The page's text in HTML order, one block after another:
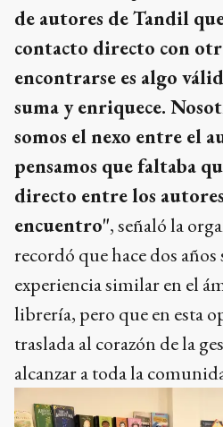
de autores de Tandil
contacto directo con
encontrarse es algo
suma y enriquece.
somos el nexo entre el
pensamos que faltaba
directo entre los
encuentro", señaló la
recordó que hace dos años
experiencia similar en el
librería, pero que en esta
traslada al corazón de la
alcanzar a toda la